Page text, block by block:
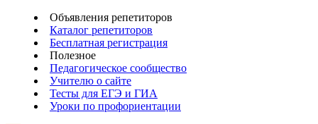
Объявления репетиторов
Каталог репетиторов
Бесплатная регистрация
Полезное
Педагогическое сообщество
Учителю о сайте
Тесты для ЕГЭ и ГИА
Уроки по профориентации